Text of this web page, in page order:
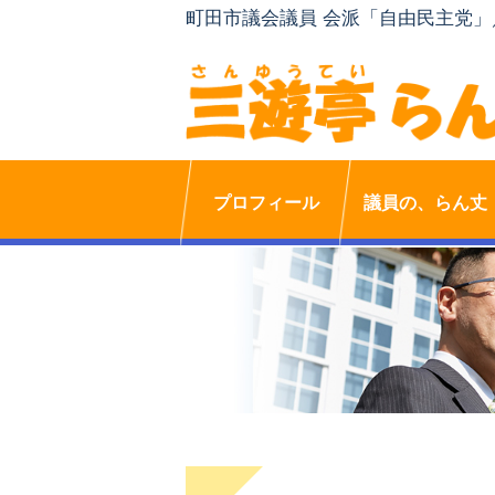
町田市議会議員 会派「自由民主党
プロフィール 議員の、らん丈